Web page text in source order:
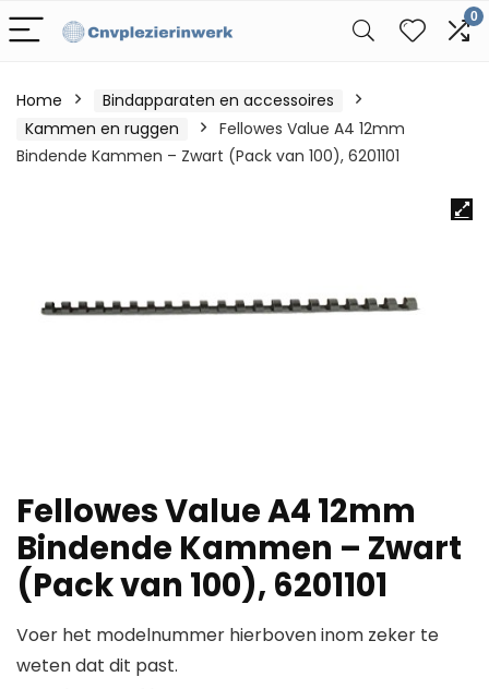
0
Home
Bindapparaten en accessoires
Kammen en ruggen
Fellowes Value A4 12mm
Bindende Kammen – Zwart (Pack van 100), 6201101
Fellowes Value A4 12mm
Bindende Kammen – Zwart
(Pack van 100), 6201101
Voer het modelnummer hierboven inom zeker te
weten dat dit past.